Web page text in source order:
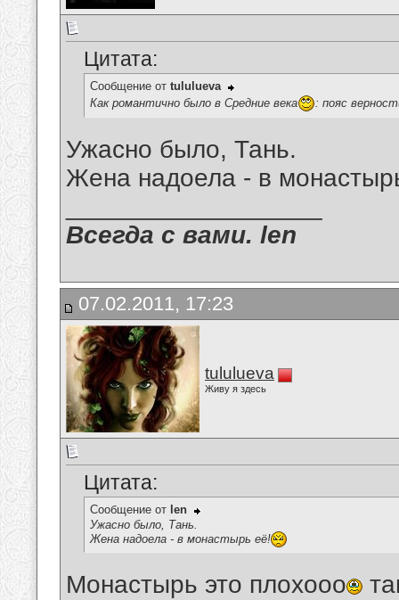
Цитата:
Сообщение от tululueva
Как романтично было в Средние века
: пояс
Ужасно было, Тань.
Жена надоела - в
Всегда с вами. len
07.02.2011, 17:23
tululueva
Живу я здесь
Цитата:
Сообщение от len
Ужасно было, Тань.
Жена надоела - в монастырь её!
Монастырь это плохооо